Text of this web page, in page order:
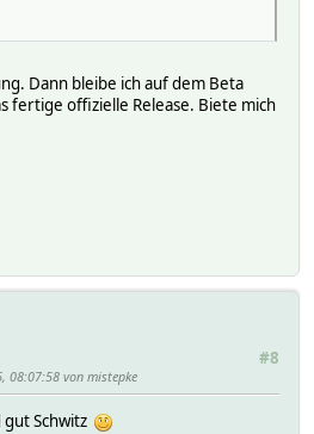
Dann bleibe ich auf dem Beta
fertige offizielle Release. Biete mich
#8
08:07:58 von mistepke
Schwitz